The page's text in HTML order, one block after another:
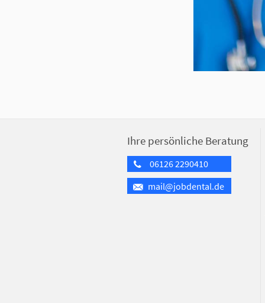
Ihre persönliche Beratung
06126 2290410
mail@jobdental.de